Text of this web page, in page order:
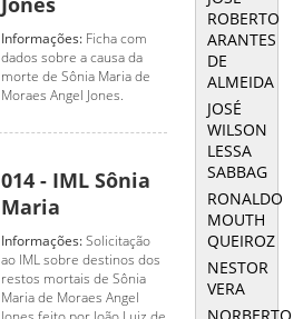
Informações: Ficha com
dados sobre a causa da
morte de Sônia Maria de
Moraes Angel Jones.
014 - IML Sônia
Maria
Informações:Solicitação
ao IML sobre destinos dos
restos mortais de Sônia
Maria de Moraes Angel
ROBERTO
ARANTES
DE
ALMEIDA
JOSÉ
WILSON
LESSA
SABBAG
RONALDO
MOUTH
QUEIROZ
NESTOR
VERA
NORBERTO